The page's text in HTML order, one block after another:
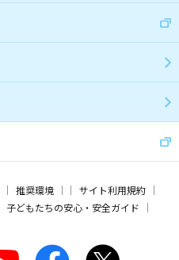
推奨環境
サイト利用規約
子どもたちの安心・安全ガイド